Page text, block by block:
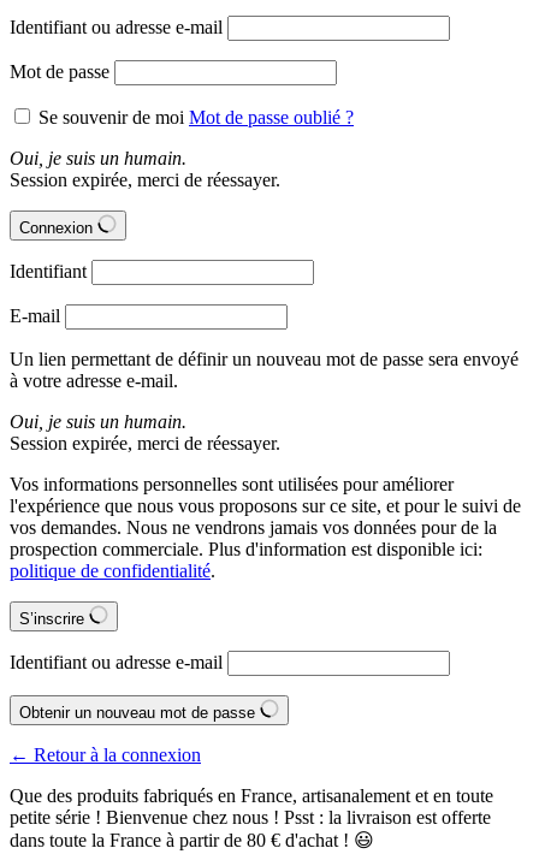
sur
du
produit
Identifiant ou adresse e-mail
Mot de passe
Se souvenir de moi Mot de passe oublié ?
Oui, je suis un humain.
Session expirée, merci de réessayer.
Connexion
Identifiant
E-mail
Un lien permettant de définir un nouveau mot de passe sera envoyé
à votre adresse e-mail.
Oui, je suis un humain.
Session expirée, merci de réessayer.
Vos informations personnelles sont utilisées pour améliorer
l'expérience que nous vous proposons sur ce site, et pour le suivi de
vos demandes. Nous ne vendrons jamais vos données pour de la
prospection commerciale. Plus d'information est disponible ici:
politique de confidentialité.
S’inscrire
Identifiant ou adresse e-mail
Obtenir un nouveau mot de passe
← Retour à la connexion
Que des produits fabriqués en France, artisanalement et en toute
petite série ! Bienvenue chez nous ! Psst : la livraison est offerte
dans toute la France à partir de 80 € d'achat ! 😃